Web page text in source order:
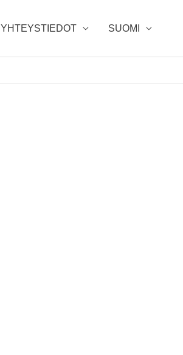
YHTEYSTIEDOT SUOMI